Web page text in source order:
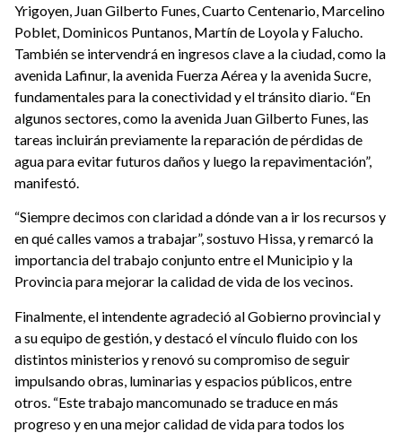
Yrigoyen, Juan Gilberto Funes, Cuarto Centenario, Marcelino
Poblet, Dominicos Puntanos, Martín de Loyola y Falucho.
También se intervendrá en ingresos clave a la ciudad, como la
avenida Lafinur, la avenida Fuerza Aérea y la avenida Sucre,
fundamentales para la conectividad y el tránsito diario. “En
algunos sectores, como la avenida Juan Gilberto Funes, las
tareas incluirán previamente la reparación de pérdidas de
agua para evitar futuros daños y luego la repavimentación”,
manifestó.
“Siempre decimos con claridad a dónde van a ir los recursos y
en qué calles vamos a trabajar”, sostuvo Hissa, y remarcó la
importancia del trabajo conjunto entre el Municipio y la
Provincia para mejorar la calidad de vida de los vecinos.
Finalmente, el intendente agradeció al Gobierno provincial y
a su equipo de gestión, y destacó el vínculo fluido con los
distintos ministerios y renovó su compromiso de seguir
impulsando obras, luminarias y espacios públicos, entre
otros. “Este trabajo mancomunado se traduce en más
progreso y en una mejor calidad de vida para todos los